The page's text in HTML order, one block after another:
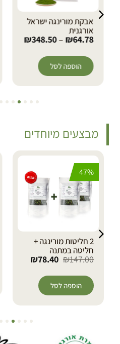
טבליות מורינגה ישראל
900 מ”ג – 120 טבליות
₪ 199.00
₪163.18
הוספה לסל
מבצעים מיוחדים
18%
שמפו מורינגה
₪49.00
40.18
הוספה לסל